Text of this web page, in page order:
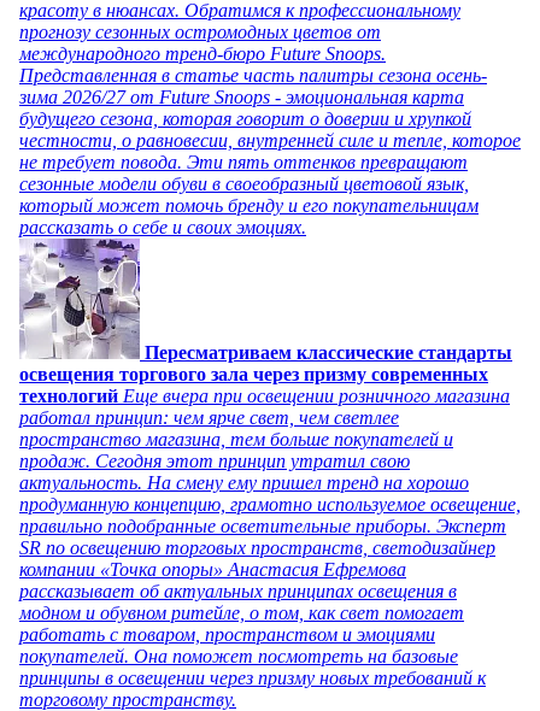
красоту в нюансах. Обратимся к профессиональному
прогнозу сезонных остромодных цветов от
международного тренд-бюро Future Snoops.
Представленная в статье часть палитры сезона осень-
зима 2026/27 от Future Snoops - эмоциональная карта
будущего сезона, которая говорит о доверии и хрупкой
честности, о равновесии, внутренней силе и тепле, которое
не требует повода. Эти пять оттенков превращают
сезонные модели обуви в своеобразный цветовой язык,
который может помочь бренду и его покупательницам
рассказать о себе и своих эмоциях.
Пересматриваем классические стандарты
освещения торгового зала через призму современных
технологий Еще вчера при освещении розничного магазина
работал принцип: чем ярче свет, чем светлее
пространство магазина, тем больше покупателей и
продаж. Сегодня этот принцип утратил свою
актуальность. На смену ему пришел тренд на хорошо
продуманную концепцию, грамотно используемое освещение,
правильно подобранные осветительные приборы. Эксперт
SR по освещению торговых пространств, светодизайнер
компании «Точка опоры» Анастасия Ефремова
рассказывает об актуальных принципах освещения в
модном и обувном ритейле, о том, как свет помогает
работать с товаром, пространством и эмоциями
покупателей. Она поможет посмотреть на базовые
принципы в освещении через призму новых требований к
торговому пространству.